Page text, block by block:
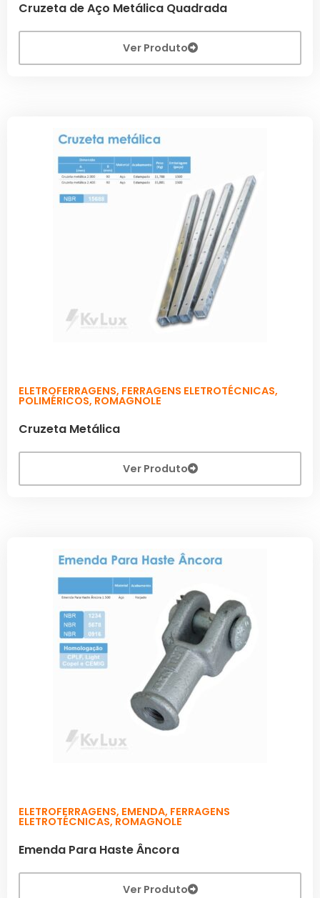
Cruzeta de Aço Metálica Quadrada
Ver Produto
ELETROFERRAGENS, FERRAGENS ELETROTÉCNICAS,
POLIMÉRICOS, ROMAGNOLE
Cruzeta Metálica
Ver Produto
ELETROFERRAGENS, EMENDA, FERRAGENS
ELETROTÉCNICAS, ROMAGNOLE
Emenda Para Haste Âncora
Ver Produto